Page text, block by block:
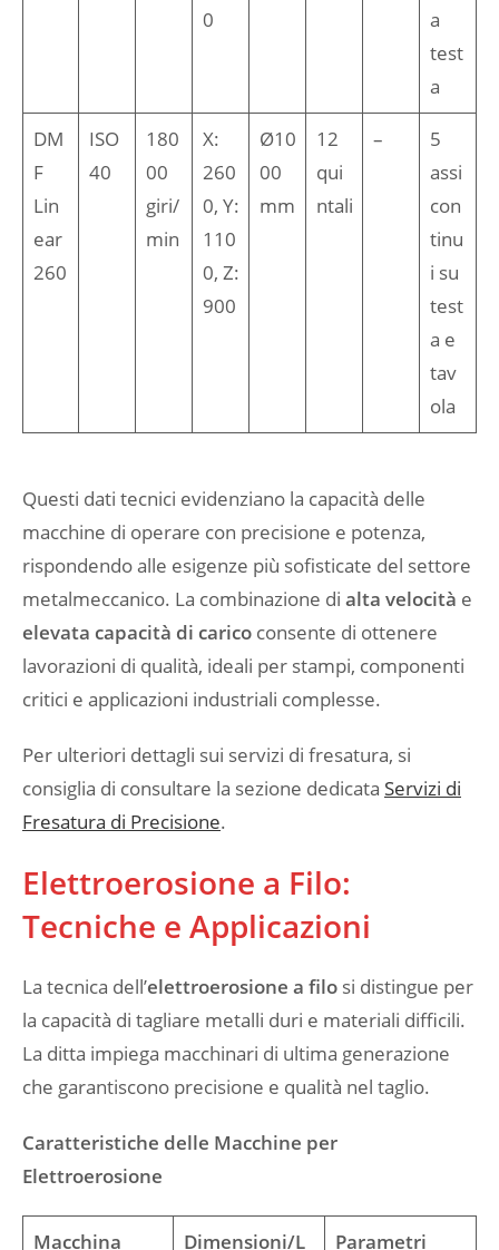
0
a
test
a
DM
F
Lin
ear
260
ISO
40
180
00
giri/
min
X:
260
0, Y:
110
0, Z:
900
Ø10
00
mm
12
qui
ntali
–
5
assi
con
tinu
i su
test
a e
tav
ola
Questi dati tecnici evidenziano la capacità delle
macchine di operare con precisione e potenza,
rispondendo alle esigenze più sofisticate del settore
metalmeccanico. La combinazione di alta velocità e
elevata capacità di carico consente di ottenere
lavorazioni di qualità, ideali per stampi, componenti
critici e applicazioni industriali complesse.
Per ulteriori dettagli sui servizi di fresatura, si
consiglia di consultare la sezione dedicata Servizi di
Fresatura di Precisione.
Elettroerosione a Filo:
Tecniche e Applicazioni
La tecnica dell’elettroerosione a filo si distingue per
la capacità di tagliare metalli duri e materiali difficili.
La ditta impiega macchinari di ultima generazione
che garantiscono precisione e qualità nel taglio.
Caratteristiche delle Macchine per
Elettroerosione
Macchina Dimensioni/L Parametri